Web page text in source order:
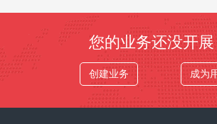
您的业务还没开展
创建业务 成为